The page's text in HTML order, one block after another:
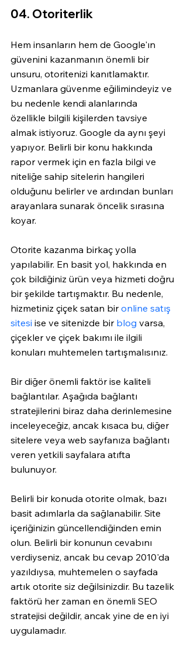
04. Otoriterlik
Hem insanların hem de Google'ın
güvenini kazanmanın önemli bir
unsuru, otoritenizi kanıtlamaktır.
Uzmanlara güvenme eğilimindeyiz ve
bu nedenle kendi alanlarında
özellikle bilgili kişilerden tavsiye
almak istiyoruz. Google da aynı şeyi
yapıyor. Belirli bir konu hakkında
rapor vermek için en fazla bilgi ve
niteliğe sahip sitelerin hangileri
olduğunu belirler ve ardından bunları
arayanlara sunarak öncelik sırasına
koyar.
Otorite kazanma birkaç yolla
yapılabilir. En basit yol, hakkında en
çok bildiğiniz ürün veya hizmeti doğru
bir şekilde tartışmaktır. Bu nedenle,
hizmetiniz çiçek satan bir online satış
sitesi ise ve sitenizde bir blog varsa,
çiçekler ve çiçek bakımı ile ilgili
konuları muhtemelen tartışmalısınız.
Bir diğer önemli faktör ise kaliteli
bağlantılar. Aşağıda bağlantı
stratejilerini biraz daha derinlemesine
inceleyeceğiz, ancak kısaca bu, diğer
sitelere veya web sayfanıza bağlantı
veren yetkili sayfalara atıfta
bulunuyor.
Belirli bir konuda otorite olmak, bazı
basit adımlarla da sağlanabilir. Site
içeriğinizin güncellendiğinden emin
olun. Belirli bir konunun cevabını
verdiyseniz, ancak bu cevap 2010'da
yazıldıysa, muhtemelen o sayfada
artık otorite siz değilsinizdir. Bu tazelik
faktörü her zaman en önemli SEO
stratejisi değildir, ancak yine de en iyi
uygulamadır.